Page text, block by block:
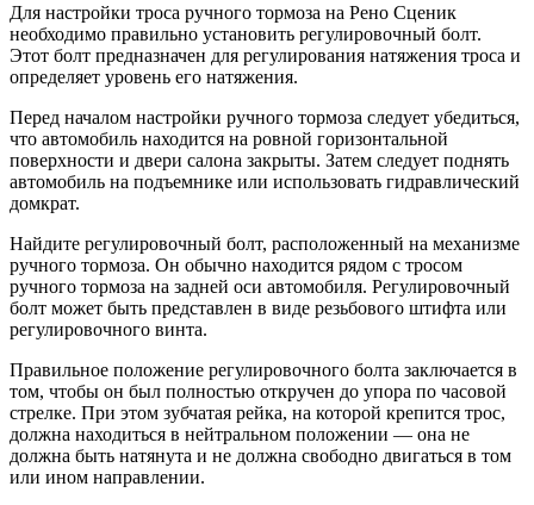
Для настройки троса ручного тормоза на Рено Сценик
необходимо правильно установить регулировочный болт.
Этот болт предназначен для регулирования натяжения троса и
определяет уровень его натяжения.
Перед началом настройки ручного тормоза следует убедиться,
что автомобиль находится на ровной горизонтальной
поверхности и двери салона закрыты. Затем следует поднять
автомобиль на подъемнике или использовать гидравлический
домкрат.
Найдите регулировочный болт, расположенный на механизме
ручного тормоза. Он обычно находится рядом с тросом
ручного тормоза на задней оси автомобиля. Регулировочный
болт может быть представлен в виде резьбового штифта или
регулировочного винта.
Правильное положение регулировочного болта заключается в
том, чтобы он был полностью откручен до упора по часовой
стрелке. При этом зубчатая рейка, на которой крепится трос,
должна находиться в нейтральном положении — она не
должна быть натянута и не должна свободно двигаться в том
или ином направлении.